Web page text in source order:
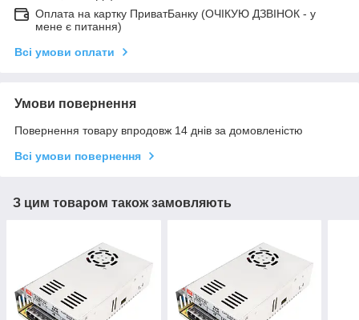
Оплата на картку ПриватБанку (ОЧІКУЮ ДЗВІНОК - у
мене є питання)
Всі умови оплати
Умови повернення
Повернення товару впродовж 14 днів за домовленістю
Всі умови повернення
З цим товаром також замовляють